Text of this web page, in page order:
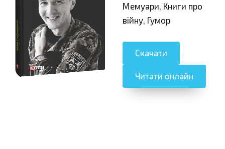
Мемуари, Книги про
війну, Гумор
Скачати
Читати онлайн